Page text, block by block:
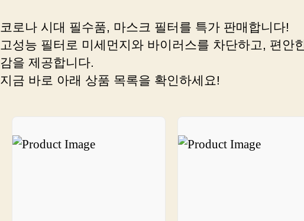
서
저
게
코로나 시대 필수품, 마스크 필터를 특가 판매합니다!
고성능 필터로 미세먼지와 바이러스를 차단하고, 편안
감을 제공합니다.
지금 바로 아래 상품 목록을 확인하세요!